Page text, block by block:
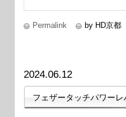
Permalink by HD京都
2024.06.12
フェザータッチパワーレ